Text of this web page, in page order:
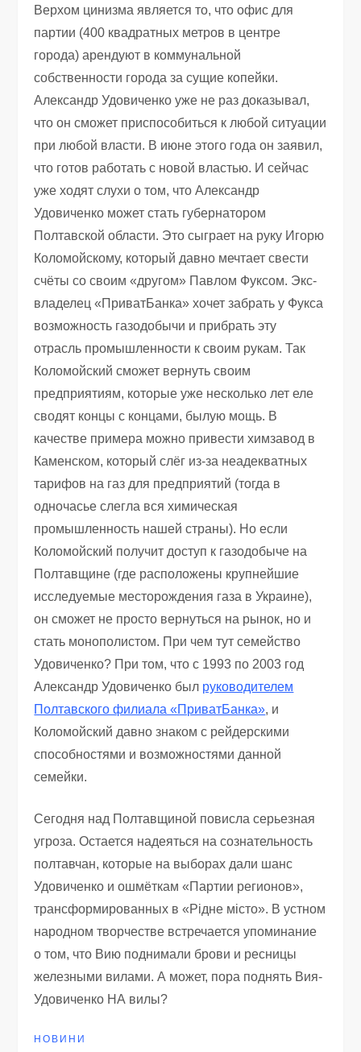
Верхом цинизма является то, что офис для
партии (400 квадратных метров в центре
города) арендуют в коммунальной
собственности города за сущие копейки.
Александр Удовиченко уже не раз доказывал,
что он сможет приспособиться к любой ситуации
при любой власти. В июне этого года он заявил,
что готов работать с новой властью. И сейчас
уже ходят слухи о том, что Александр
Удовиченко может стать губернатором
Полтавской области. Это сыграет на руку Игорю
Коломойскому, который давно мечтает свести
счёты со своим «другом» Павлом Фуксом. Экс-
владелец «ПриватБанка» хочет забрать у Фукса
возможность газодобычи и прибрать эту
отрасль промышленности к своим рукам. Так
Коломойский сможет вернуть своим
предприятиям, которые уже несколько лет еле
сводят концы с концами, былую мощь. В
качестве примера можно привести химзавод в
Каменском, который слёг из-за неадекватных
тарифов на газ для предприятий (тогда в
одночасье слегла вся химическая
промышленность нашей страны). Но если
Коломойский получит доступ к газодобыче на
Полтавщине (где расположены крупнейшие
исследуемые месторождения газа в Украине),
он сможет не просто вернуться на рынок, но и
стать монополистом. При чем тут семейство
Удовиченко? При том, что с 1993 по 2003 год
Александр Удовиченко был руководителем
Полтавского филиала «ПриватБанка», и
Коломойский давно знаком с рейдерскими
способностями и возможностями данной
семейки.
Сегодня над Полтавщиной повисла серьезная
угроза. Остается надеяться на сознательность
полтавчан, которые на выборах дали шанс
Удовиченко и ошмёткам «Партии регионов»,
трансформированных в «Рідне місто». В устном
народном творчестве встречается упоминание
о том, что Вию поднимали брови и ресницы
железными вилами. А может, пора поднять Вия-
Удовиченко НА вилы?
НОВИНИ